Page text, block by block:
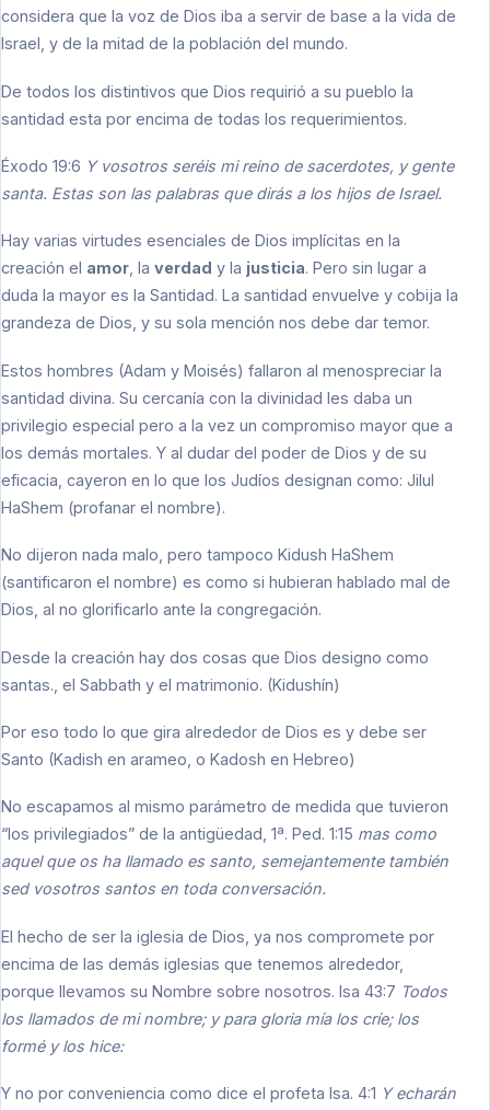
considera que la voz de Dios iba a servir de base a la vida de
Israel, y de la mitad de la población del mundo.
De todos los distintivos que Dios requirió a su pueblo la
santidad esta por encima de todas los requerimientos.
Éxodo 19:6 Y vosotros seréis mi reino de sacerdotes, y gente
santa. Estas son las palabras que dirás a los hijos de Israel.
Hay varias virtudes esenciales de Dios implícitas en la
creación el amor, la verdad y la justicia. Pero sin lugar a
duda la mayor es la Santidad. La santidad envuelve y cobija la
grandeza de Dios, y su sola mención nos debe dar temor.
Estos hombres (Adam y Moisés) fallaron al menospreciar la
santidad divina. Su cercanía con la divinidad les daba un
privilegio especial pero a la vez un compromiso mayor que a
los demás mortales. Y al dudar del poder de Dios y de su
eficacia, cayeron en lo que los Judíos designan como: Jilul
HaShem (profanar el nombre).
No dijeron nada malo, pero tampoco Kidush HaShem
(santificaron el nombre) es como si hubieran hablado mal de
Dios, al no glorificarlo ante la congregación.
Desde la creación hay dos cosas que Dios designo como
santas., el Sabbath y el matrimonio. (Kidushín)
Por eso todo lo que gira alrededor de Dios es y debe ser
Santo (Kadish en arameo, o Kadosh en Hebreo)
No escapamos al mismo parámetro de medida que tuvieron
“los privilegiados” de la antigüedad, 1ª. Ped. 1:15 mas como
aquel que os ha llamado es santo, semejantemente también
sed vosotros santos en toda conversación.
El hecho de ser la iglesia de Dios, ya nos compromete por
encima de las demás iglesias que tenemos alrededor,
porque llevamos su Nombre sobre nosotros. Isa 43:7 Todos
los llamados de mi nombre; y para gloria mía los críe; los
formé y los hice:
Y no por conveniencia como dice el profeta Isa. 4:1 Y echarán